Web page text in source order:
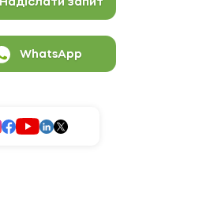
Надіслати запит
WhatsApp